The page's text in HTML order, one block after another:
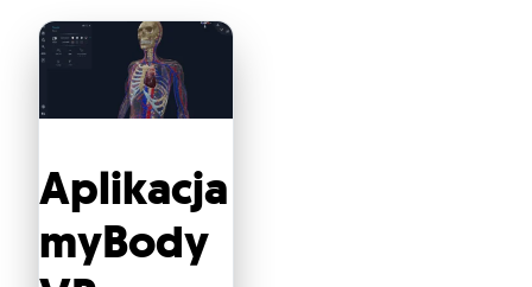
Aplikacja
myBody